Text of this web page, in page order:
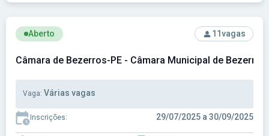
Ver concurso: Câmara de Bezerros-PE - Câmara Municipal
Aberto 11vagas
Câmara de Bezerros-PE - Câmara Municipal de
Vaga: Várias vagas
Inscrições: 29/07/2025 a 30/09/2025